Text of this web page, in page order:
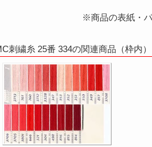
※商品の表紙・
刺繍糸 25番 334の関連商品（枠内）